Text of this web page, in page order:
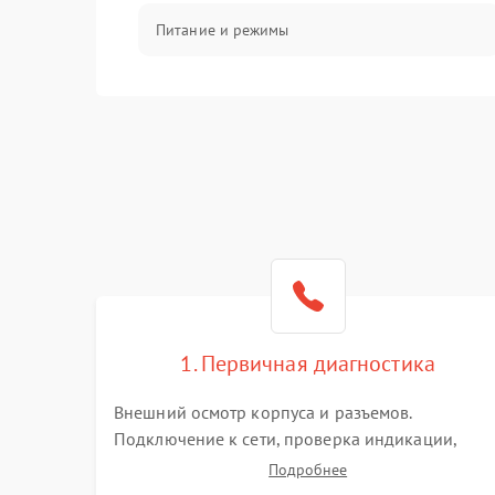
Питание и режимы
1. Первичная диагностика
Внешний осмотр корпуса и разъемов.
Подключение к сети, проверка индикации,
звуковых сигналов и кодов ошибок. Измерение
Подробнее